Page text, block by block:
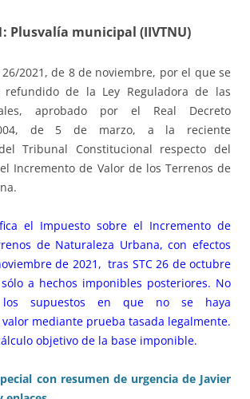
Plusvalía municipal (IIVTNU)
26/2021, de 8 de noviembre, por el que se
de la Ley Reguladora de las
aprobado por el Real Decreto
de 5 de marzo, a la reciente
Tribunal Constitucional respecto del
Incremento de Valor de los Terrenos de
el Impuesto sobre el Incremento de
de Naturaleza Urbana, con efectos
de 2021, tras STC 26 de octubre
a hechos imponibles posteriores. No
los supuestos en que no se haya
mediante prueba tasada legalmente.
objetivo de la base imponible.
con resumen de urgencia de Javier